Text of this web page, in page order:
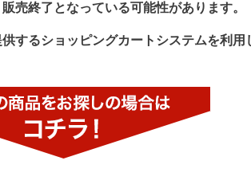
売終了となっている可能性があります。
するショッピングカートシステムを利用